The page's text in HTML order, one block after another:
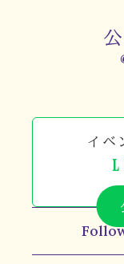
イベ